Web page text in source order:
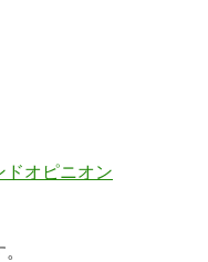
ドオピニオン